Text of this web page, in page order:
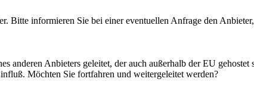
informieren Sie bei einer eventuellen Anfrage den
anderen Anbieters geleitet, der auch außerhalb der EU
Möchten Sie fortfahren und weitergeleitet werden?